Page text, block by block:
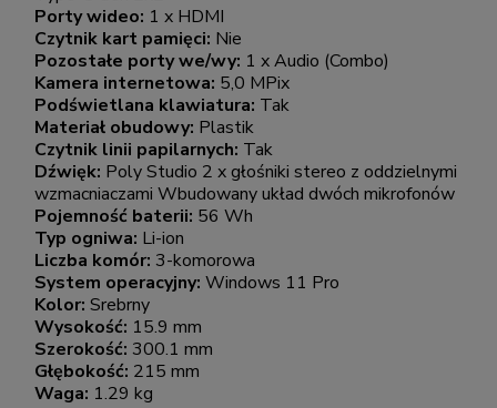
Porty wideo: 1 x HDMI
Czytnik kart pamięci: Nie
Pozostałe porty we/wy: 1 x Audio (Combo)
Kamera internetowa: 5,0 MPix
Podświetlana klawiatura: Tak
Materiał obudowy: Plastik
Czytnik linii papilarnych: Tak
Dźwięk: Poly Studio 2 x głośniki stereo z oddzielnymi
wzmacniaczami Wbudowany układ dwóch mikrofonów
Pojemność baterii: 56 Wh
Typ ogniwa: Li-ion
Liczba komór: 3-komorowa
System operacyjny: Windows 11 Pro
Kolor: Srebrny
Wysokość: 15.9 mm
Szerokość: 300.1 mm
Głębokość: 215 mm
Waga: 1.29 kg